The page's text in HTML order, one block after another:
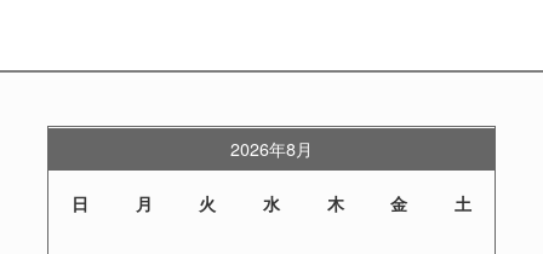
2026年8月
日 月 火 水 木 金 土